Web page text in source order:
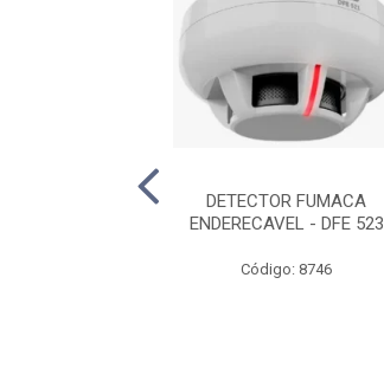
DETECTOR FUMACA
ENDERECAVEL - DFE 523
Código: 8746